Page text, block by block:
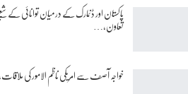
پاکستان اور ڈنمارک کے درمیان توانائی کے
تعاون،…
خواجہ آصف سے امریکی ناظم الامور کی ملاقات،